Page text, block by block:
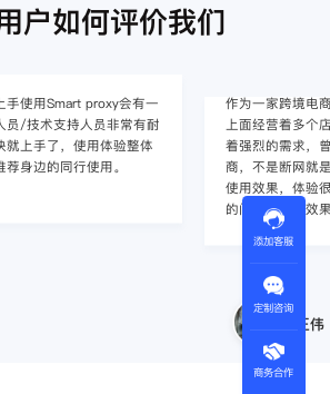
户如何评价我们
手使用Smart proxy会有一
员/技术支持人员非常有耐
就上手了，使用体验整体
身边的同行使用。
作为一家跨境电
上面经营着多个
着强烈的需求，
商，不是断网就
使用效果，体验
的问题，使用效
王伟
添加客服
定制咨询
商务合作